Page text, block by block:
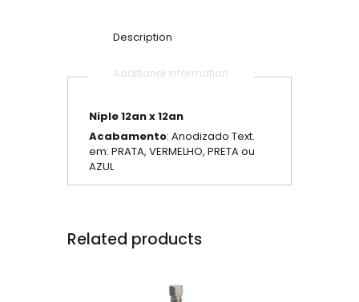
Description
Additional information
Niple 12an x 12an
Acabamento: Anodizado Text.
em: PRATA, VERMELHO, PRETA ou
AZUL
Related products